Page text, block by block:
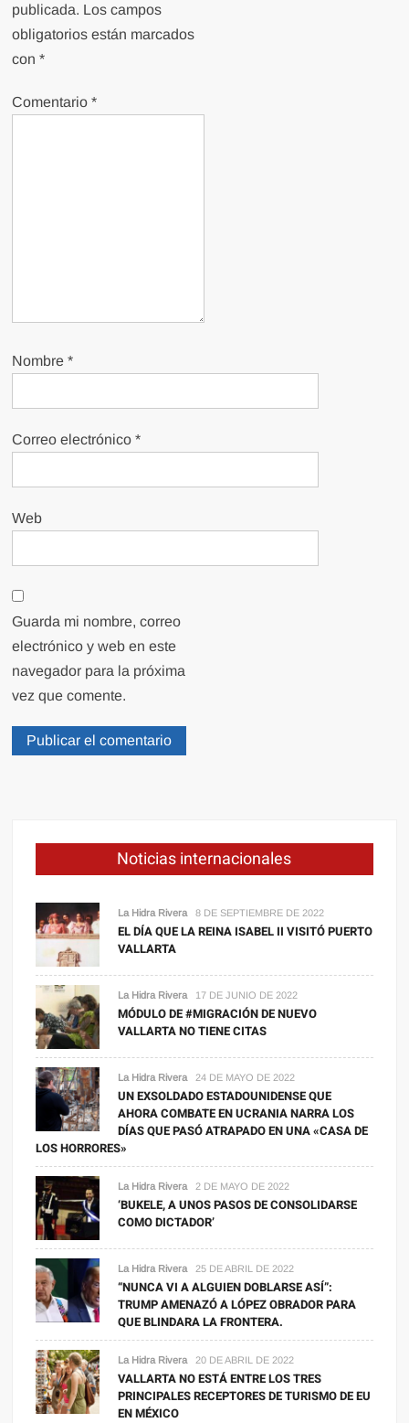
publicada. Los campos
obligatorios están marcados
con*
Comentario*
Nombre*
Correo electrónico*
Web
Guarda mi nombre, correo
electrónico y web en este
navegador para la próxima
vez que comente.
Noticias internacionales
La Hidra Rivera 8 DE SEPTIEMBRE DE 2022
EL DÍA QUE LA REINA ISABEL II VISITÓ PUERTO
VALLARTA
La Hidra Rivera 17 DE JUNIO DE 2022
MÓDULO DE #MIGRACIÓN DE NUEVO
VALLARTA NO TIENE CITAS
La Hidra Rivera 24 DE MAYO DE 2022
UN EXSOLDADO ESTADOUNIDENSE QUE
AHORA COMBATE EN UCRANIA NARRA LOS
DÍAS QUE PASÓ ATRAPADO EN UNA «CASA DE
LOS HORRORES»
La Hidra Rivera 2 DE MAYO DE 2022
‘BUKELE, A UNOS PASOS DE CONSOLIDARSE
COMO DICTADOR’
La Hidra Rivera 25 DE ABRIL DE 2022
“NUNCA VI A ALGUIEN DOBLARSE ASÍ”:
TRUMP AMENAZÓ A LÓPEZ OBRADOR PARA
QUE BLINDARA LA FRONTERA.
La Hidra Rivera 20 DE ABRIL DE 2022
VALLARTA NO ESTÁ ENTRE LOS TRES
PRINCIPALES RECEPTORES DE TURISMO DE EU
EN MÉXICO